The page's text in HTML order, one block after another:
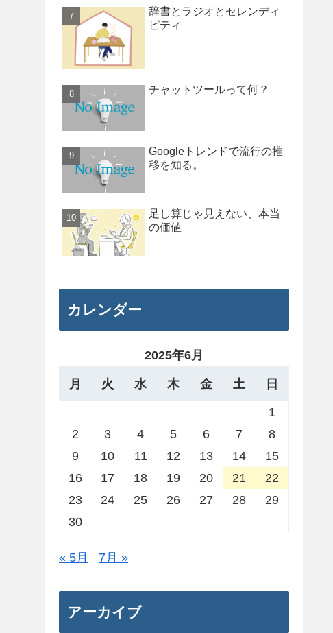
辞書とラジオとセレンディ
ピティ
チャットツールって何？
Googleトレンドで流行の推
移を知る。
足し算じゃ見えない、本当
の価値
カレンダー
2025年6月
月 火 水 木 金 土 日
1
2
3 4 5 6 7
8
9
10 11 12 13 14
15
16
17 18 19 20 21
22
23
24 25 26 27 28
29
30
« 5月 7月 »
アーカイブ